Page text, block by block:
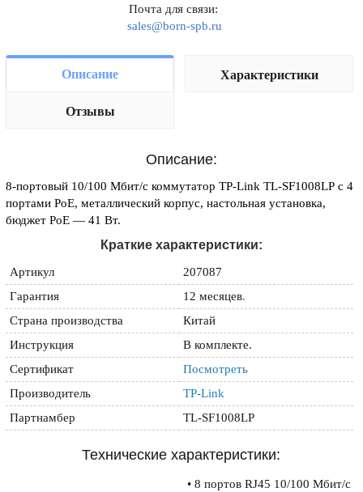
Почта для связи:
sales@born-spb.ru
Описание Характеристики
Отзывы
Описание:
8-портовый 10/100 Мбит/с коммутатор TP-Link TL-SF1008LP с 4
портами PoE, металлический корпус, настольная установка,
бюджет PoE — 41 Вт.
Краткие характеристики:
Артикул
207087
Гарантия
12 месяцев.
Страна производства
Китай
Инструкция
В комплекте.
Сертификат
Посмотреть
Производитель
TP-Link
Партнамбер
TL-SF1008LP
Технические характеристики:
• 8 портов RJ45 10/100 Мбит/с